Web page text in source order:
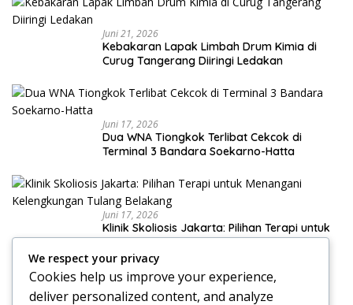
Juni 21, 2026
Kebakaran Lapak Limbah Drum Kimia di
Curug Tangerang Diiringi Ledakan
Juni 17, 2026
Dua WNA Tiongkok Terlibat Cekcok di
Terminal 3 Bandara Soekarno-Hatta
Juni 17, 2026
Klinik Skoliosis Jakarta: Pilihan Terapi untuk
Menangani Kelengkungan Tulang Belakang
We respect your privacy
Cookies help us improve your experience,
deliver personalized content, and analyze